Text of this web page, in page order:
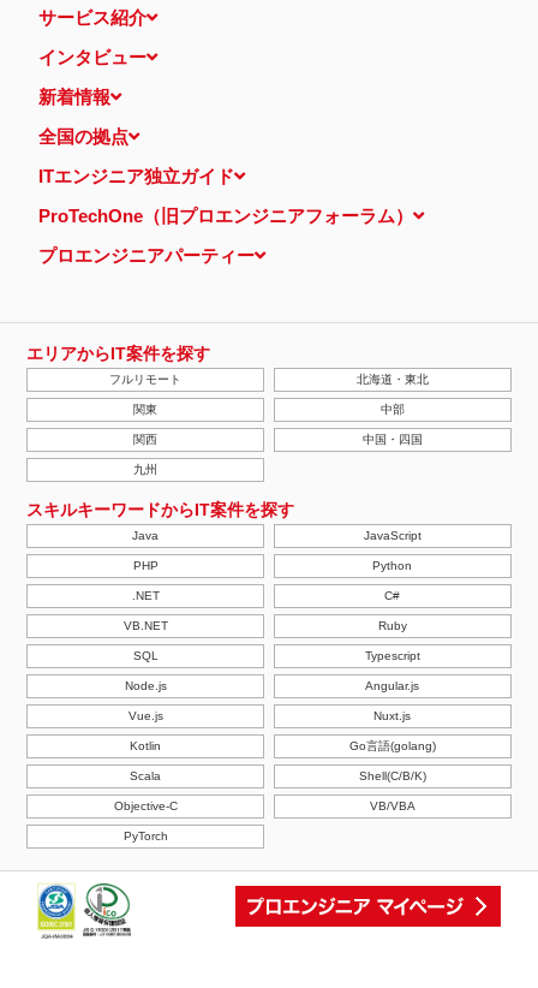
サービス紹介
インタビュー
新着情報
全国の拠点
ITエンジニア独立ガイド
ProTechOne（旧プロエンジニアフォーラム）
プロエンジニアパーティー
エリアからIT案件を探す
フルリモート 北海道・東北
関東 中部
関西 中国・四国
九州
スキルキーワードからIT案件を探す
Java JavaScript
PHP Python
.NET C#
VB.NET Ruby
SQL Typescript
Node.js Angular.js
Vue.js Nuxt.js
Kotlin Go言語(golang)
Scala Shell(C/B/K)
Objective-C VB/VBA
PyTorch